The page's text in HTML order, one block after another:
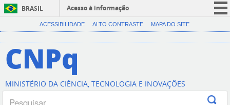
BRASIL
Acesso à informação
CORONAVÍRUS (COVID-19)
Canais
ACESSIBILIDADE ALTO CONTRASTE MAPA DO SITE
CNPq
MINISTÉRIO DA CIÊNCIA, TECNOLOGIA E INOVAÇÕES